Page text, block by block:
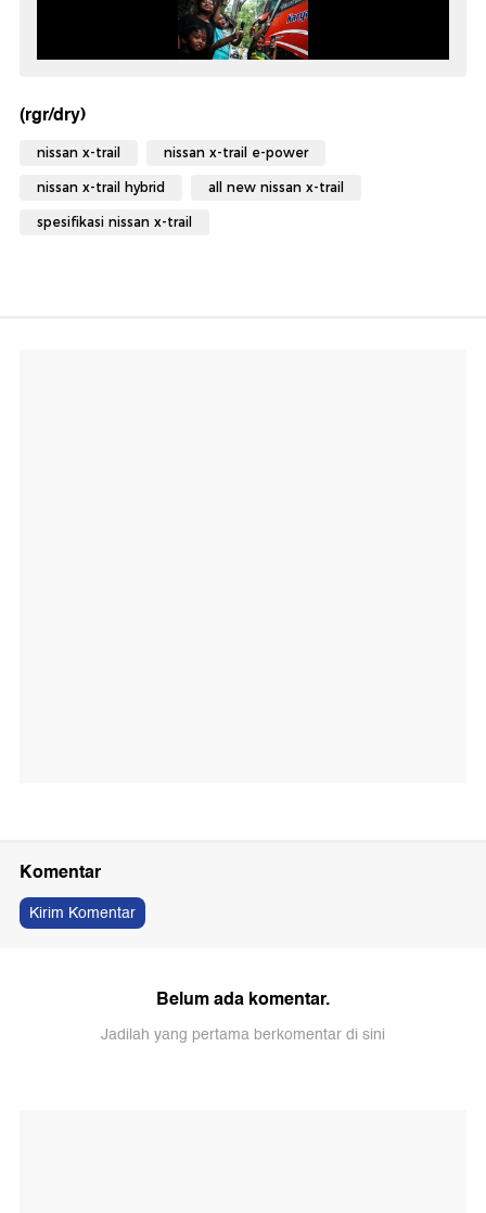
(rgr/dry)
nissan x-trail nissan x-trail e-power
nissan x-trail hybrid all new nissan x-trail
spesifikasi nissan x-trail
Komentar
Kirim Komentar
Belum ada komentar.
Jadilah yang pertama berkomentar di sini